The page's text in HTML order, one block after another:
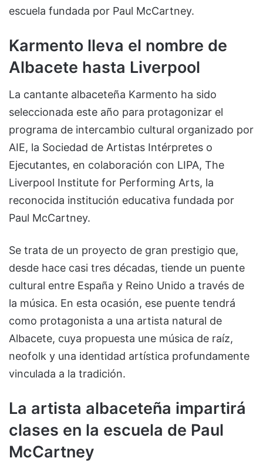
escuela fundada por Paul McCartney.
Karmento lleva el nombre de
Albacete hasta Liverpool
La cantante albaceteña Karmento ha sido
seleccionada este año para protagonizar el
programa de intercambio cultural organizado por
AIE, la Sociedad de Artistas Intérpretes o
Ejecutantes, en colaboración con LIPA, The
Liverpool Institute for Performing Arts, la
reconocida institución educativa fundada por
Paul McCartney.
Se trata de un proyecto de gran prestigio que,
desde hace casi tres décadas, tiende un puente
cultural entre España y Reino Unido a través de
la música. En esta ocasión, ese puente tendrá
como protagonista a una artista natural de
Albacete, cuya propuesta une música de raíz,
neofolk y una identidad artística profundamente
vinculada a la tradición.
La artista albaceteña impartirá
clases en la escuela de Paul
McCartney